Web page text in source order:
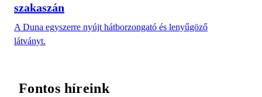
szakaszán
A Duna egyszerre nyújt hátborzongató és lenyűgöző
látványt.
Fontos híreink